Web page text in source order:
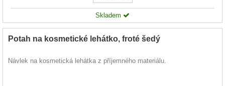
Skladem
Potah na kosmetické lehátko, froté šedý
Návlek na kosmetická lehátka z příjemného materiálu.